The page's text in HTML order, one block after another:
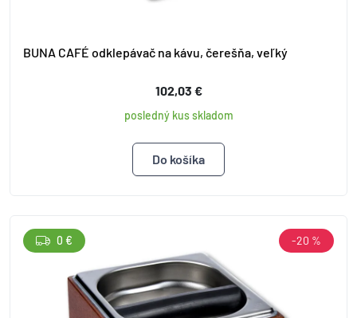
BUNA CAFÉ odklepávač na kávu, čerešňa, veľký
102,03 €
posledný kus skladom
0 € -20 %